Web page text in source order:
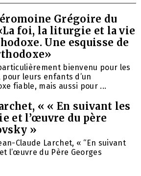
Grégoire du
foi, la liturgie et la vie
Une esquisse de
bienvenu pour les
leurs enfants d’un
fiable, mais aussi pour ...
« « En suivant les
et l’œuvre du père
»
Claude Larchet, « “En suivant
l’œuvre du Père Georges